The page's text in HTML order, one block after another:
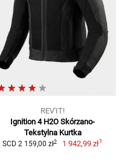
REV'IT!
Ignition 4 H2O Skórzano-
Tekstylna Kurtka
SCD 2 159,00 zł2 1 942,99 zł1